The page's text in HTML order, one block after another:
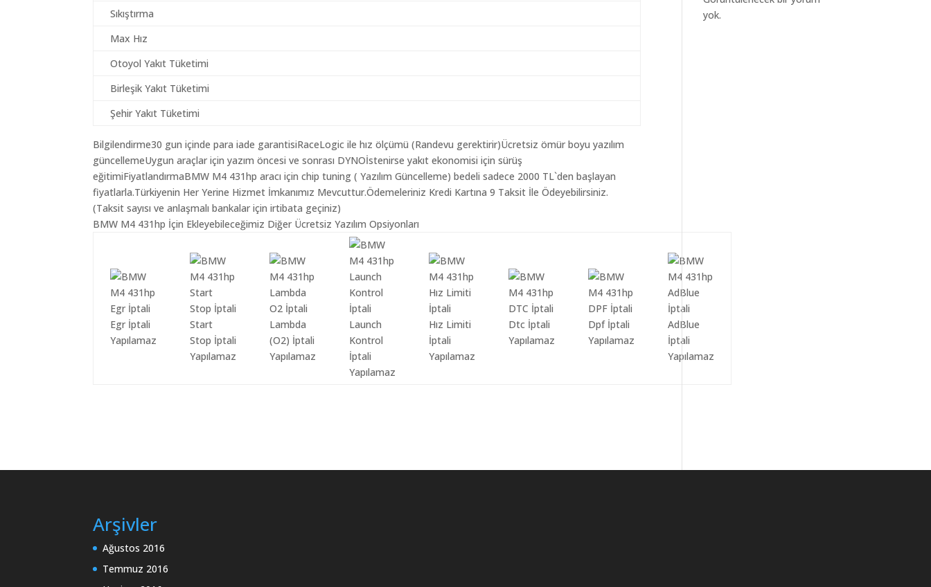
Sıkıştırma
Max Hız
Otoyol Yakıt Tüketimi
Birleşik Yakıt Tüketimi
Şehir Yakıt Tüketimi
Bilgilendirme30 gun içinde para iade garantisiRaceLogic ile hız ölçümü (Randevu gerektirir)Ücretsiz ömür boyu yazılım
güncellemeUygun araçlar için yazım öncesi ve sonrası DYNOİstenirse yakıt ekonomisi için sürüş
eğitimiFiyatlandırmaBMW M4 431hp aracı için chip tuning ( Yazılım Güncelleme) bedeli sadece 2000 TL`den başlayan
fiyatlarla.Türkiyenin Her Yerine Hizmet İmkanımız Mevcuttur.Ödemeleriniz Kredi Kartına 9 Taksit İle Ödeyebilirsiniz.
(Taksit sayısı ve anlaşmalı bankalar için irtibata geçiniz)
BMW M4 431hp İçin Ekleyebileceğimiz Diğer Ücretsiz Yazılım Opsiyonları
Egr İptali
Yapılamaz
Start
Stop İptali
Yapılamaz
Lambda
(O2) İptali
Yapılamaz
Launch
Kontrol
İptali
Yapılamaz
Hız Limiti
İptali
Yapılamaz
Dtc İptali
Yapılamaz
Dpf İptali
Yapılamaz
AdBlue
İptali
Yapılamaz
yok.
Arşivler
Ağustos 2016
Temmuz 2016